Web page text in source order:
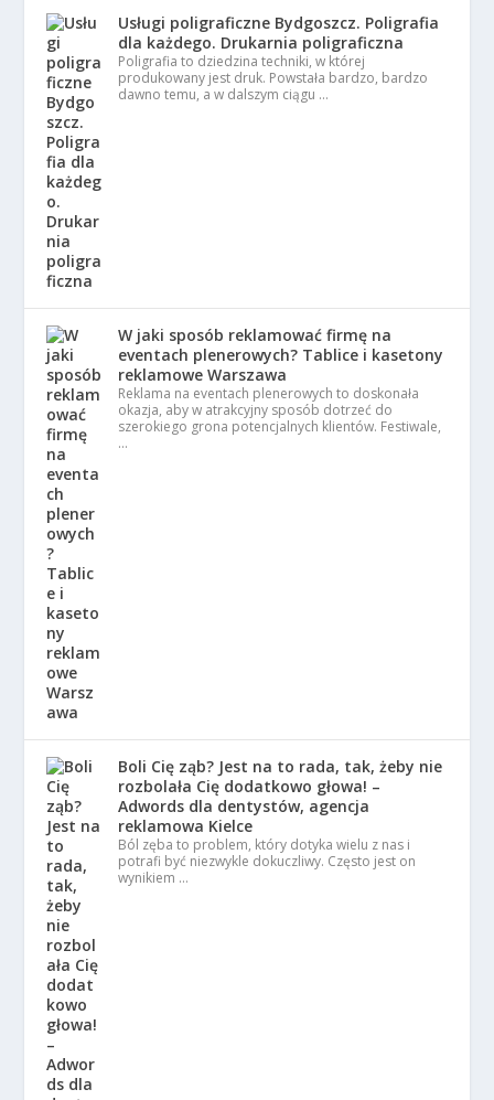
Usługi poligraficzne Bydgoszcz. Poligrafia
dla każdego. Drukarnia poligraficzna
Poligrafia to dziedzina techniki, w której
produkowany jest druk. Powstała bardzo, bardzo
dawno temu, a w dalszym ciągu …
W jaki sposób reklamować firmę na
eventach plenerowych? Tablice i kasetony
reklamowe Warszawa
Reklama na eventach plenerowych to doskonała
okazja, aby w atrakcyjny sposób dotrzeć do
szerokiego grona potencjalnych klientów. Festiwale,
…
Boli Cię ząb? Jest na to rada, tak, żeby nie
rozbolała Cię dodatkowo głowa! –
Adwords dla dentystów, agencja
reklamowa Kielce
Ból zęba to problem, który dotyka wielu z nas i
potrafi być niezwykle dokuczliwy. Często jest on
wynikiem …